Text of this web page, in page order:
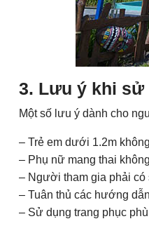
3. Lưu ý khi sử
Một số lưu ý dành cho
– Trẻ em dưới 1.2m
– Phụ nữ mang thai
– Người tham gia phải có
– Tuân thủ các hướng
– Sử dụng trang phục